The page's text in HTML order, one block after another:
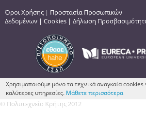
Όροι Χρήσης | Προστασία Προσωπικών
Δεδομένων | Cookies | Δήλωση
Χρησιμοποιούμε μόνο τα τεχνικά αναγκαία
καλύτερες υπηρεσίες. Μάθετε περισσότερα
© Πολυτεχνείο Κρήτης 2012